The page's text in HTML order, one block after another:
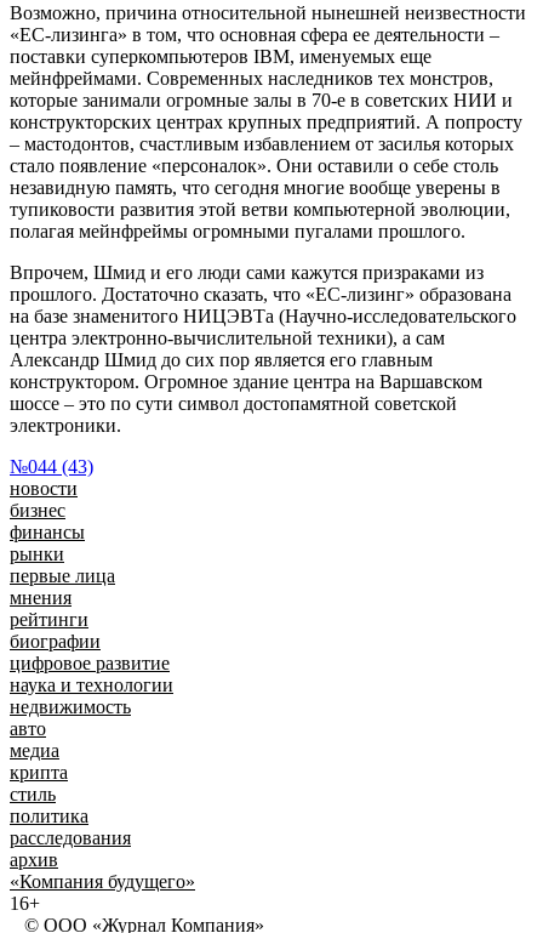
Возможно, причина относительной нынешней неизвестности
«ЕС-лизинга» в том, что основная сфера ее деятельности –
поставки суперкомпьютеров IBM, именуемых еще
мейнфреймами. Современных наследников тех монстров,
которые занимали огромные залы в 70-е в советских НИИ и
конструкторских центрах крупных предприятий. А попросту
– мастодонтов, счастливым избавлением от засилья которых
стало появление «персоналок». Они оставили о себе столь
незавидную память, что сегодня многие вообще уверены в
тупиковости развития этой ветви компьютерной эволюции,
полагая мейнфреймы огромными пугалами прошлого.
Впрочем, Шмид и его люди сами кажутся призраками из
прошлого. Достаточно сказать, что «ЕС-лизинг» образована
на базе знаменитого НИЦЭВТа (Научно-исследовательского
центра электронно-вычислительной техники), а сам
Александр Шмид до сих пор является его главным
конструктором. Огромное здание центра на Варшавском
шоссе – это по сути символ достопамятной советской
электроники.
№044 (43)
новости
бизнес
финансы
рынки
первые лица
мнения
рейтинги
биографии
цифровое развитие
наука и технологии
недвижимость
авто
медиа
крипта
стиль
политика
расследования
архив
«Компания будущего»
16+
© ООО «Журнал Компания»